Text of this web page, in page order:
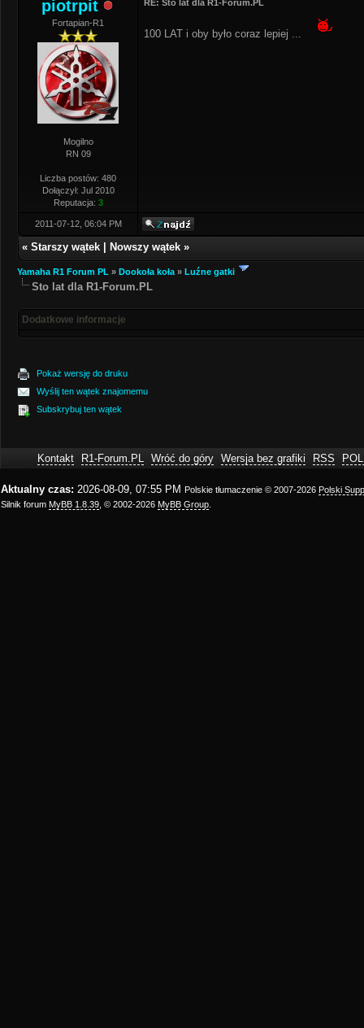
piotrpit
Fortapian-R1
Mogilno
RN 09
Liczba postów: 480
Dołączył: Jul 2010
Reputacja: 3
RE: Sto lat dla R1-Forum.PL
100 LAT i oby było coraz lepiej ...
2011-07-12, 06:04 PM
« Starszy wątek Nowszy wątek »
Yamaha R1 Forum PL » Dookoła koła » Luźne gatki
Sto lat dla R1-Forum.PL
Dodatkowe informacje
Pokaż wersję do druku
Wyślij ten wątek znajomemu
Subskrybuj ten wątek
Kontakt R1-Forum.PL Wróć do góry Wersja bez grafiki RSS
Aktualny czas: 2026-08-09, 07:55 PM Polskie tłumaczenie © 2007-2026 Polski
Silnik forum MyBB 1.8.39 , © 2002-2026 MyBB Group